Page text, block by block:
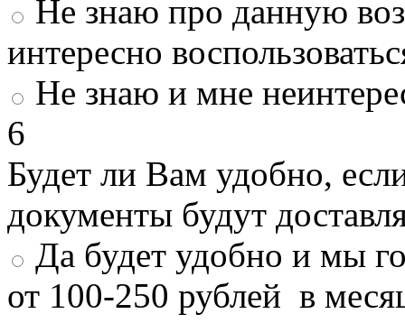
Не знаю про данную
интересно
Не знаю и мне
6
Будет ли Вам удобно,
документы будут
Да будет удобно и мы
от 100-250 рублей в